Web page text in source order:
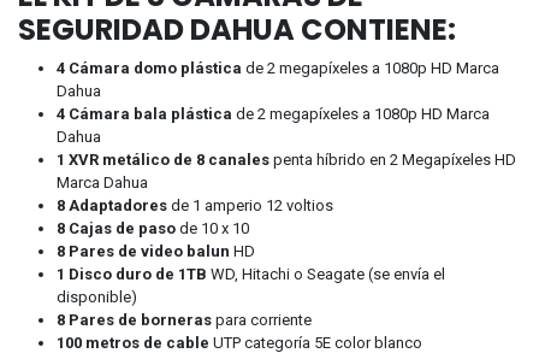
SEGURIDAD DAHUA CONTIENE:
4 Cámara domo plástica de 2 megapíxeles a 1080p HD Marca
Dahua
4 Cámara bala plástica de 2 megapíxeles a 1080p HD Marca
Dahua
1 XVR metálico de 8 canales penta híbrido en 2 Megapíxeles HD
Marca Dahua
8 Adaptadores de 1 amperio 12 voltios
8 Cajas de paso de 10 x 10
8 Pares de video balun HD
1 Disco duro de 1TB WD, Hitachi o Seagate (se envía el
disponible)
8 Pares de borneras para corriente
100 metros de cable UTP categoría 5E color blanco